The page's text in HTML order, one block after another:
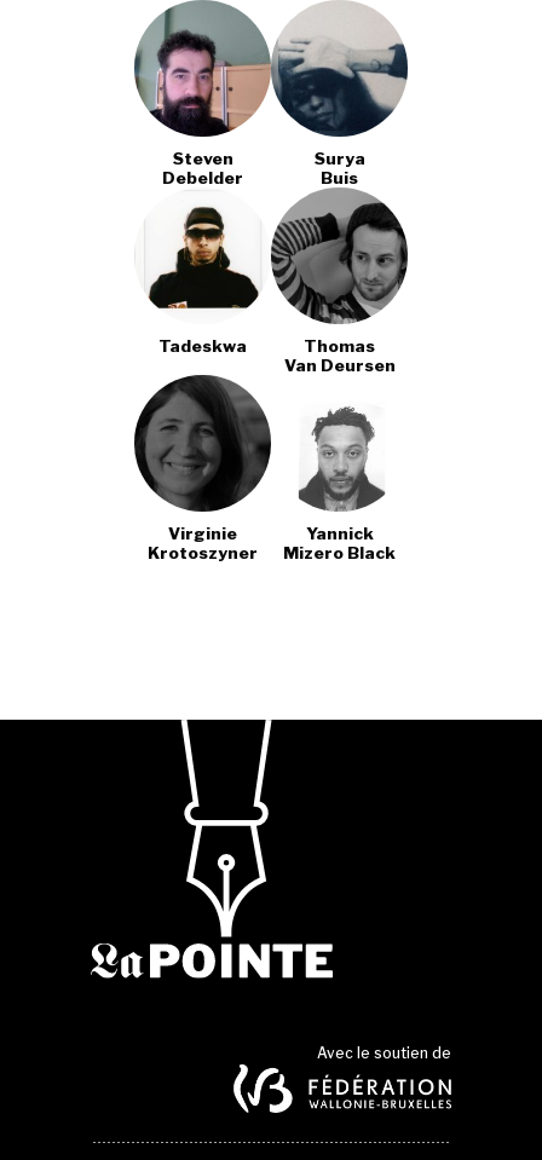
Steven
Debelder
Surya
Buis
Tadeskwa
Thomas
Van Deursen
Virginie
Krotoszyner
Yannick
Mizero Black
Avec le soutien de